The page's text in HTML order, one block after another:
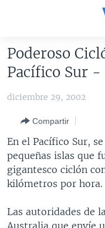
accesibilidad
contenido
Salte
navegador
principal
Salte
AMÉRICA DEL NORTE
HAITÍ
ELECCIONES EEUU
VOTO DIVIDIDO
VOA VERIFICA
VOA VERIFICA
VOA VERIFICA
VOA VERIFICA
AMÉRICA LATINA
ARGENTINA
BOLIVIA
COLOMBIA
CHILE
CHINA EN AMÉRICA
CENTROAMÉRICA
COSTA RICA
EL SALVADOR
OTRAS SECCIONES
INMIGRACIÓN
ESPECIALES DE LA VOA
Poderoso
Pacífico Sur
diciembre 29, 2002
Compartir
En el Pacífico Sur,
pequeñas islas que
gigantesco ciclón
kilómetros por hora.
Las autoridades de
Australia que envíe